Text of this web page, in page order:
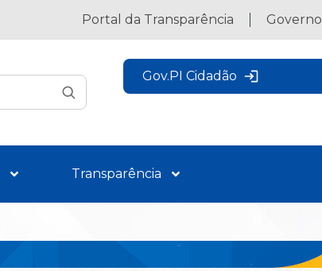
Portal da Transparência Governo
Gov.PI Cidadão
Transparência